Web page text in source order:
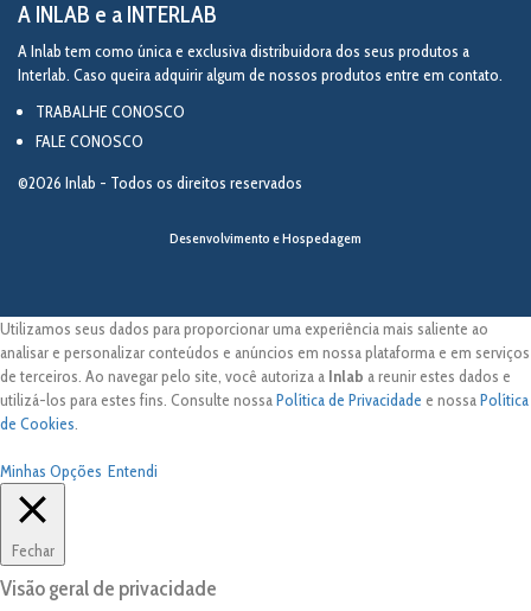
A INLAB e a INTERLAB
A Inlab tem como única e exclusiva distribuidora dos seus produtos a
Interlab. Caso queira adquirir algum de nossos produtos entre em contato.
TRABALHE CONOSCO
FALE CONOSCO
©2026 Inlab - Todos os direitos reservados
Desenvolvimento e Hospedagem
Utilizamos seus dados para proporcionar uma experiência mais saliente ao
analisar e personalizar conteúdos e anúncios em nossa plataforma e em serviços
de terceiros. Ao navegar pelo site, você autoriza a Inlab a reunir estes dados e
utilizá-los para estes fins. Consulte nossaPolítica de Privacidade e nossaPolítica
de Cookies
Minhas Opções Entendi
Fechar
Visão geral de privacidade